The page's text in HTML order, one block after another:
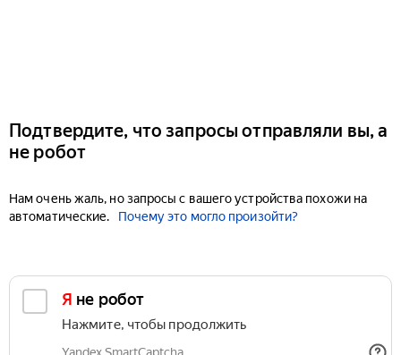
Подтвердите, что запросы отправляли вы, а
не робот
Нам очень жаль, но запросы с вашего устройства похожи на
автоматические.
Почему это могло произойти?
Я не робот
Нажмите, чтобы продолжить
Yandex SmartCaptcha